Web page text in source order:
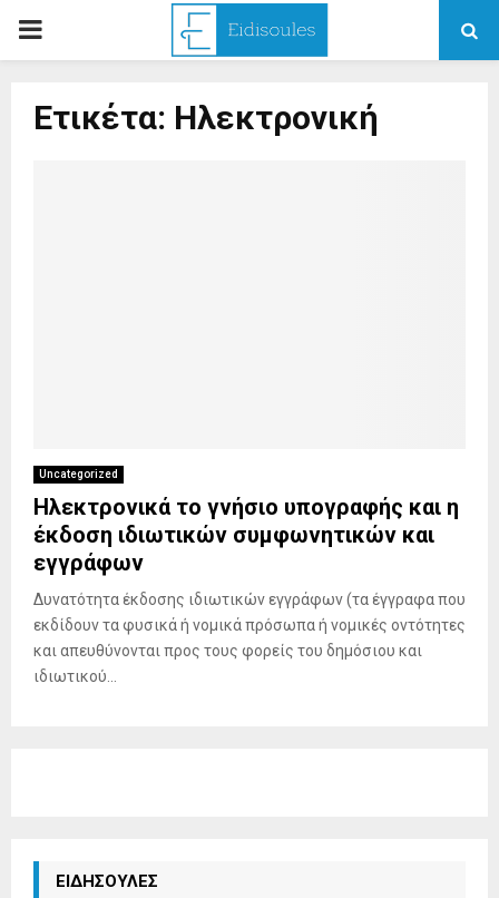
PRIMARY
Ετικέτα: Ηλεκτρονική
Uncategorized
Ηλεκτρονικά το γνήσιο υπογραφής και η
έκδοση ιδιωτικών συμφωνητικών και
εγγράφων
Δυνατότητα έκδοσης ιδιωτικών εγγράφων (τα έγγραφα που
εκδίδουν τα φυσικά ή νομικά πρόσωπα ή νομικές οντότητες
και απευθύνονται προς τους φορείς του δημόσιου και
ιδιωτικού...
ΕΙΔΗΣΟΥΛΕΣ